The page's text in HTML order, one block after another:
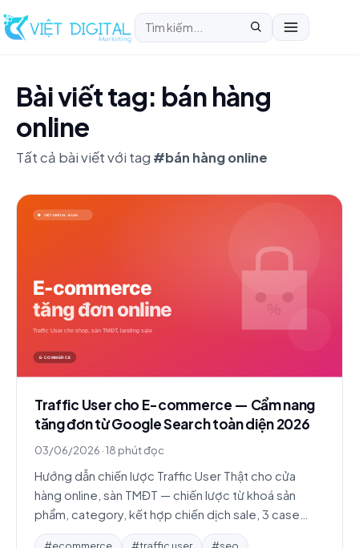
Bài viết tag: bán hàng
online
Tất cả bài viết với tag #bán hàng online
Traffic User cho E-commerce — Cẩm nang
tăng đơn từ Google Search toàn diện 2026
03/06/2026 ·18 phút đọc
Hướng dẫn chiến lược Traffic User Thật cho cửa
hàng online, sàn TMĐT — chiến lược từ khoá sản
phẩm, category, kết hợp chiến dịch sale, 3 case
study, top sai lầm và FAQ chi tiết.